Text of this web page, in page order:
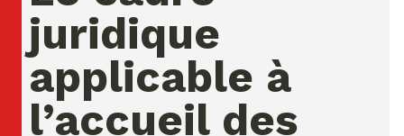
juridique
applicable à
l’accueil des